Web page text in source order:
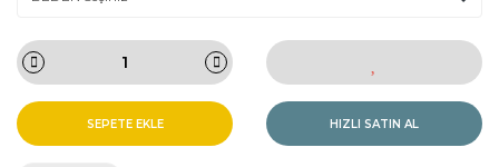
SEPETE EKLE HIZLI SATIN AL